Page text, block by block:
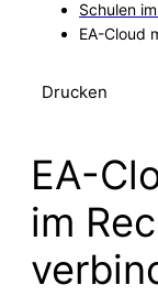
Schulen
EA-Cloud
Drucken
EA-
im